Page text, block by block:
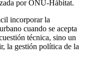
por ONU-Hábitat.
incorporar la
cuando se acepta
técnica, sino un
la gestión política de la